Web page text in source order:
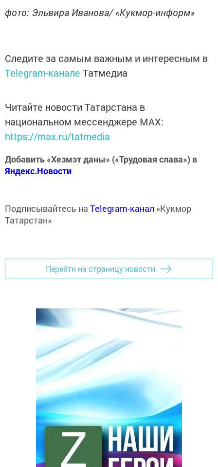
фото: Эльвира Иванова/ «Кукмор-информ»
Следите за самым важным и интересным в
Telegram-канале Татмедиа
Читайте новости Татарстана в
национальном мессенджере MАХ:
https://max.ru/tatmedia
Добавить «Хезмэт даны» («Трудовая слава») в
Яндекс.Новости
Подписывайтесь на Telegram-канал «Кукмор
Татарстан»
Перейти на страницу новости